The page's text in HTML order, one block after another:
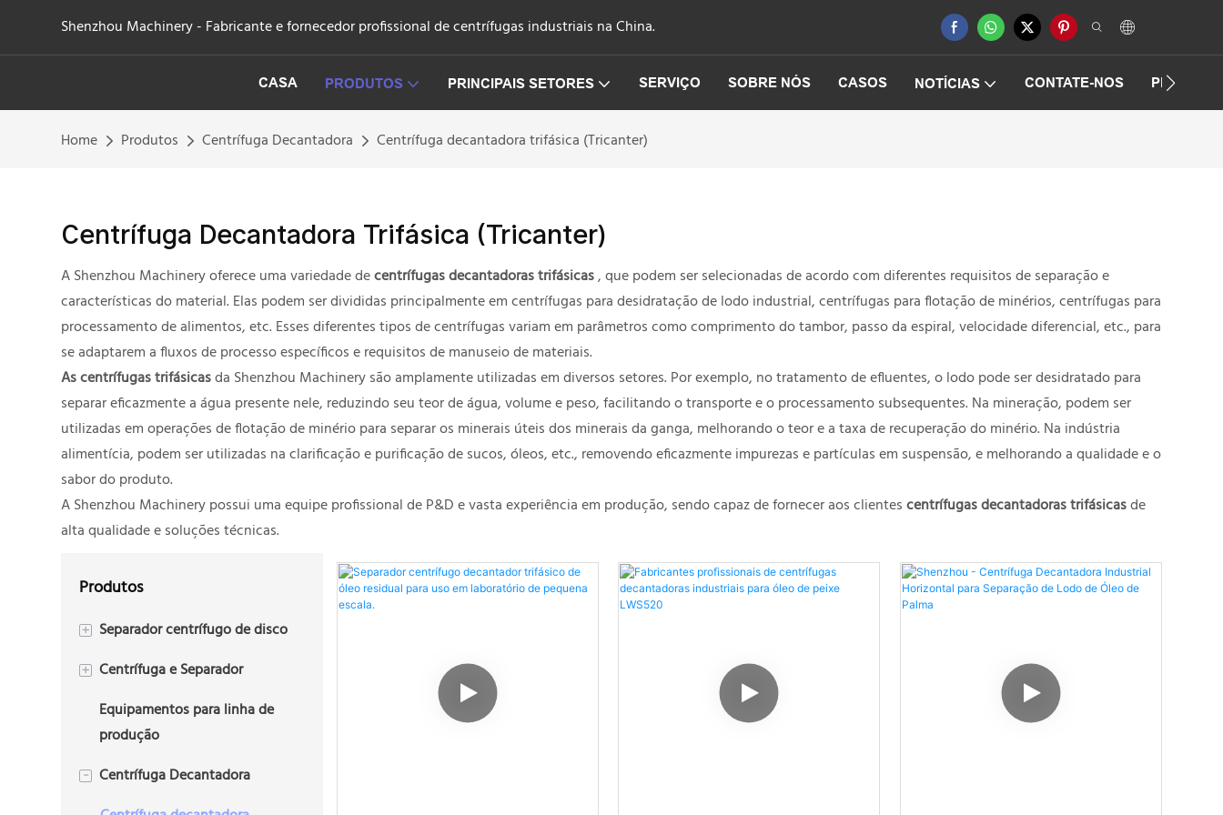
Shenzhou Machinery - Fabricante e fornecedor profissional de centrífugas industriais na China.
CASA PRODUTOS PRINCIPAIS SETORES SERVIÇO SOBRE NÓS CASOS NOTÍCIAS CONTATE-NOS
Home Produtos Centrífuga Decantadora Centrífuga decantadora trifásica (Tricanter)
Centrífuga Decantadora Trifásica (Tricanter)
A Shenzhou Machinery oferece uma variedade decentrífugas decantadoras trifásicas, que podem ser selecionadas de acordo com diferentes requisitos de separação e
características do material. Elas podem ser divididas principalmente em centrífugas para desidratação de lodo industrial, centrífugas para flotação de minérios, centrífugas para
processamento de alimentos, etc. Esses diferentes tipos de centrífugas variam em parâmetros como comprimento do tambor, passo da espiral, velocidade diferencial, etc., para
se adaptarem a fluxos de processo específicos e requisitos de manuseio de materiais.
As centrífugas trifásicasda Shenzhou Machinery são amplamente utilizadas em diversos setores. Por exemplo, no tratamento de efluentes, o lodo pode ser desidratado para
separar eficazmente a água presente nele, reduzindo seu teor de água, volume e peso, facilitando o transporte e o processamento subsequentes. Na mineração, podem ser
utilizadas em operações de flotação de minério para separar os minerais úteis dos minerais da ganga, melhorando o teor e a taxa de recuperação do minério. Na indústria
alimentícia, podem ser utilizadas na clarificação e purificação de sucos, óleos, etc., removendo eficazmente impurezas e partículas em suspensão, e melhorando a qualidade e o
sabor do produto.
A Shenzhou Machinery possui uma equipe profissional de P&D e vasta experiência em produção, sendo capaz de fornecer aos clientescentrífugas decantadoras trifásicasde
alta qualidade e soluções técnicas.
Produtos
+ Separador centrífugo de disco
Centrífuga de disco de 2 fases
Centrífuga de disco trifásica
+ Centrífuga e Separador
Centrífuga de placas
Equipamentos para linha de
produção
- Centrífuga Decantadora